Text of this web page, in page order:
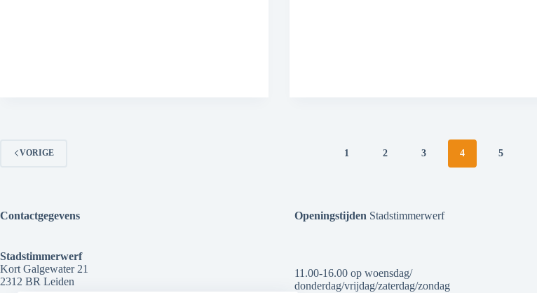
VORIGE 1 2 3 4 5
Contactgegevens
Stadstimmerwerf
Kort Galgewater 21
2312 BR Leiden
Openingstijden Stadstimmerwerf
11.00-16.00 op woensdag/
donderdag/vrijdag/zaterdag/zondag